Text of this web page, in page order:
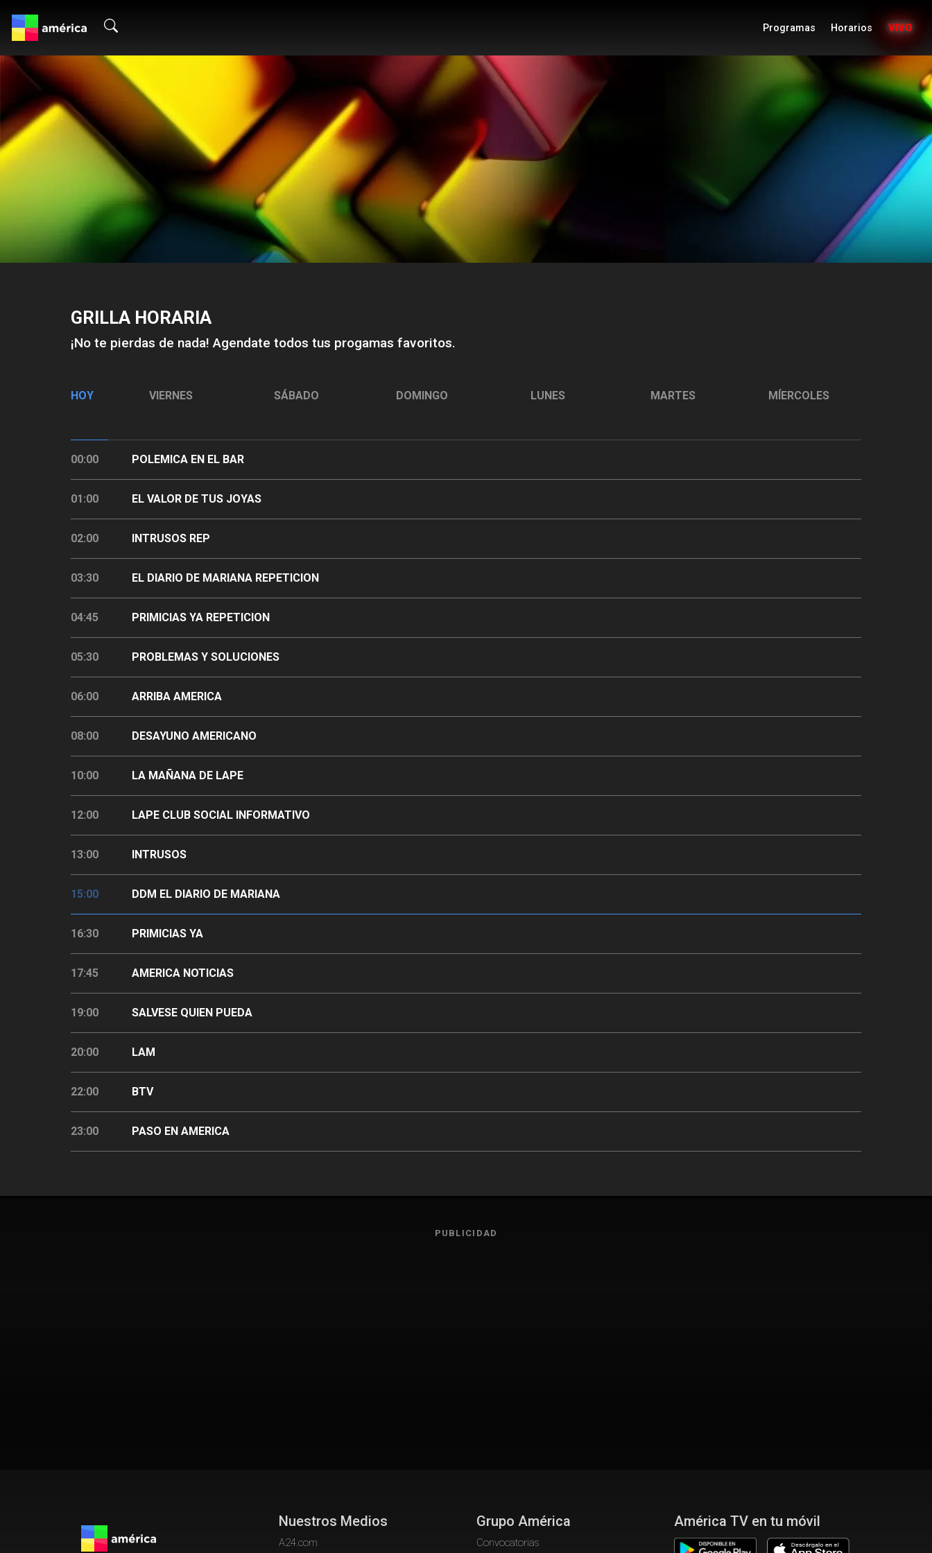
Programas Horarios VIVO
GRILLA HORARIA
¡No te pierdas de nada! Agendate todos tus progamas favoritos.
HOY VIERNES SÁBADO DOMINGO LUNES MARTES MÍERCOLES
00:00 POLEMICA EN EL BAR
01:00 EL VALOR DE TUS JOYAS
02:00 INTRUSOS REP
03:30 EL DIARIO DE MARIANA REPETICION
04:45 PRIMICIAS YA REPETICION
05:30 PROBLEMAS Y SOLUCIONES
06:00 ARRIBA AMERICA
08:00 DESAYUNO AMERICANO
10:00 LA MAÑANA DE LAPE
12:00 LAPE CLUB SOCIAL INFORMATIVO
13:00 INTRUSOS
15:00 DDM EL DIARIO DE MARIANA
16:30 PRIMICIAS YA
17:45 AMERICA NOTICIAS
19:00 SALVESE QUIEN PUEDA
20:00 LAM
22:00 BTV
23:00 PASO EN AMERICA
PUBLICIDAD
Nuestros Medios
A24.com
Grupo América
Convocatorias
América TV en tu móvil